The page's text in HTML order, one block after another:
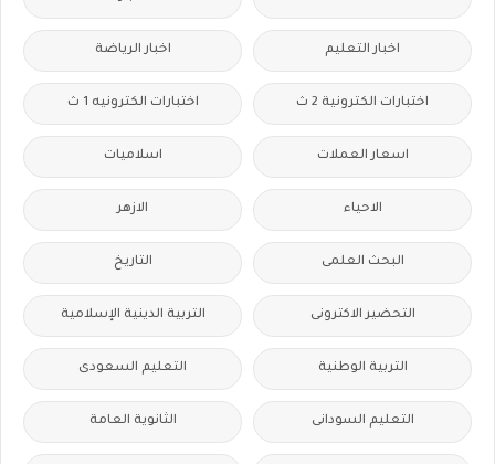
اخبار التعليم اخبار الرياضة
اختبارات الكترونية 2 ث اختبارات الكترونيه 1 ث
اسعار العملات اسلاميات
الاحياء الازهر
البحث العلمى التاريخ
التحضير الاكترونى التربية الدينية الإسلامية
التربية الوطنية التعليم السعودى
التعليم السودانى الثانوية العامة